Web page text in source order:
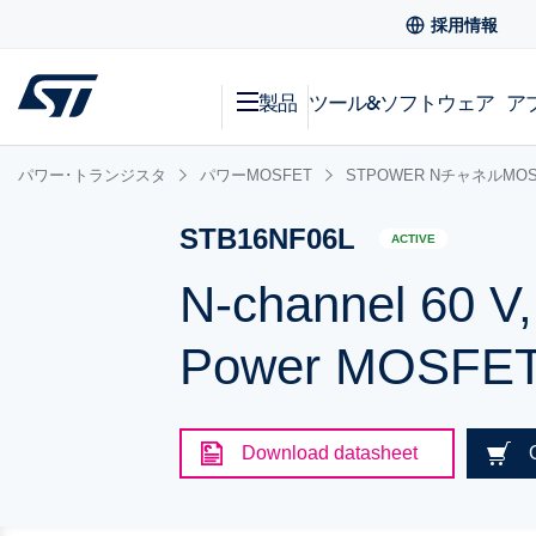
採用情報
製品 ツール&ソフトウェア ア
パワー･トランジスタ パワーMOSFET STPOWER Nチャネル
STB16NF06L ACTIVE
N-channel 60
Power
Download datasheet